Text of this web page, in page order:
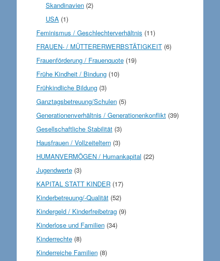
Skandinavien (2)
USA (1)
Feminismus / Geschlechterverhältnis (11)
FRAUEN- / MÜTTERERWERBSTÄTIGKEIT(6)
Frauenförderung / Frauenquote(19)
Frühe Kindheit / Bindung(10)
Frühkindliche Bildung(3)
Ganztagsbetreuung/Schulen(5)
Generationenverhältnis / Generationenkonflikt(39)
Gesellschaftliche Stabilität(3)
Hausfrauen / Vollzeiteltern(3)
HUMANVERMÖGEN / Humankapital (22)
Jugendwerte(3)
KAPITAL STATT KINDER(17)
Kinderbetreuung/-Qualität(52)
Kindergeld / Kinderfreibetrag(9)
Kinderlose und Familien(34)
Kinderrechte(8)
Kinderreiche Familien(8)